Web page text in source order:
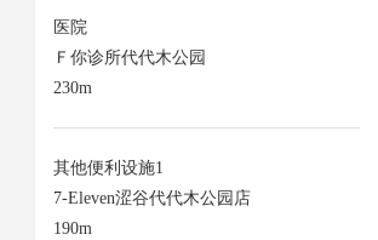
医院
Ｆ你诊所代代木公园
230m
其他便利设施1
7-Eleven涩谷代代木公园店
190m